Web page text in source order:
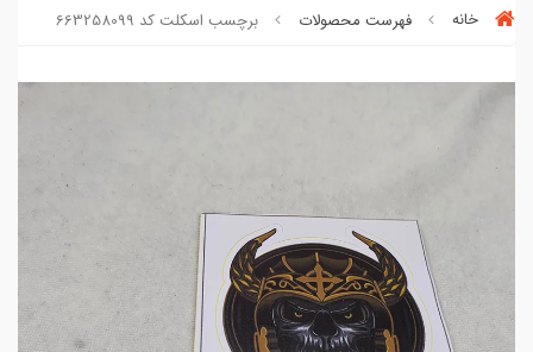
خانه فهرست محصولات برچسب اسکلت کد 663258099